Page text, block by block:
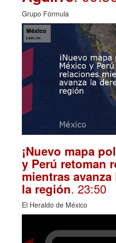
Grupo Fórmula
¡Nuevo mapa
y Perú retoman
mientras
la región. 23:50
El Heraldo de México